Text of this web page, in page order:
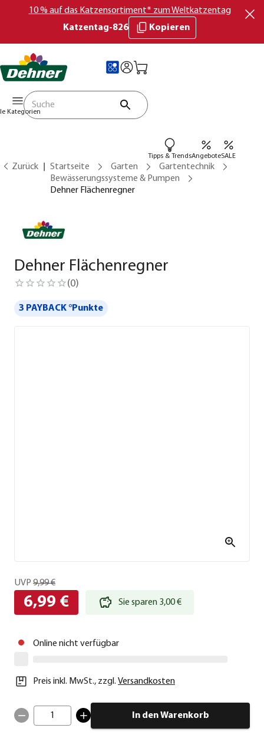
10 % auf das Katzensortiment* zum Weltkatzentag
Katzentag-826
Kopieren
Kategorien
Tipps & TrendsAngeboteSALE
Zurück Startseite Garten
Gartentechnik
Bewässerungssysteme & Pumpen
Dehner Flächenregner
Dehner Flächenregner
(0)
3 PAYBACK °Punkte
UVP 9,99 €
6,99 € Sie sparen 3,00 €
Online nicht verfügbar
Preis inkl. MwSt., zzgl. Versandkosten
1 In den Warenkorb